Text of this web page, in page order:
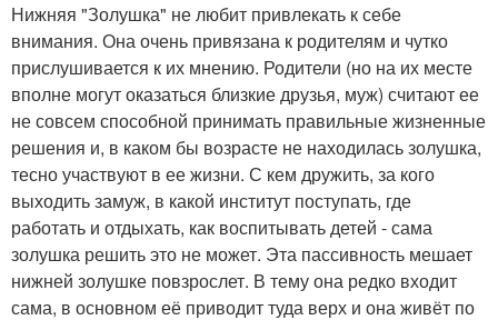
Нижняя "Золушка" не любит привлекать к себе
внимания. Она очень привязана к родителям и чутко
прислушивается к их мнению. Родители (но на их месте
вполне могут оказаться близкие друзья, муж) считают ее
не совсем способной принимать правильные жизненные
решения и, в каком бы возрасте не находилась золушка,
тесно участвуют в ее жизни. С кем дружить, за кого
выходить замуж, в какой институт поступать, где
работать и отдыхать, как воспитывать детей - сама
золушка решить это не может. Эта пассивность мешает
нижней золушке повзрослет. В тему она редко входит
сама, в основном её приводит туда верх и она живёт по